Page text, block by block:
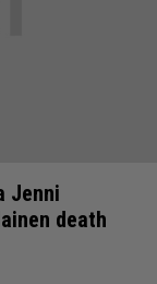
Jenni
death